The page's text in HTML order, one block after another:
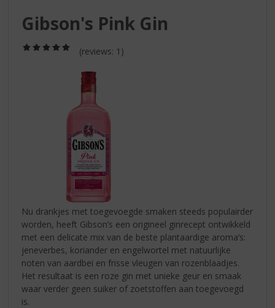
Gibson's Pink Gin
/
(reviews: 1)
Nu drankjes met toegevoegde smaken steeds populairder
worden, heeft Gibson’s een origineel ginrecept ontwikkeld
met een delicate mix van de beste plantaardige aroma’s:
jeneverbes, koriander en engelwortel met natuurlijke
noten van aardbei en frisse vleugen van rozenblaadjes.
Het resultaat is een roze gin met unieke geur en smaak
waar verder geen suiker of zoetstoffen aan toegevoegd
is.